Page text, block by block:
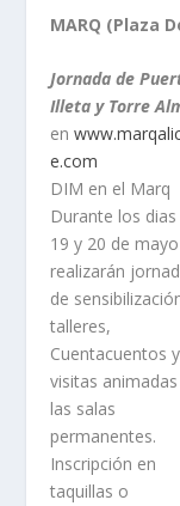
MARQ (Plaza
Jornada de
Illeta y Torre
en
e.com
DIM en el Marq
Durante los dias
19 y 20 de
realizarán
de
talleres,
Cuentacuentos y
visitas
las salas
permanentes.
Inscripción en
taquillas o